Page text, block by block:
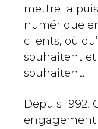
mettre la
numérique
clients, où
souhaitent et
souhaitent.
Depuis 1992,
engagement